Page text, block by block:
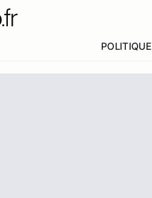
POLITIQUE